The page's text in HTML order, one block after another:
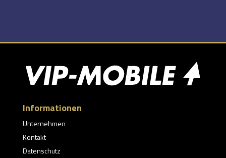
Informationen
Unternehmen
Kontakt
Datenschutz